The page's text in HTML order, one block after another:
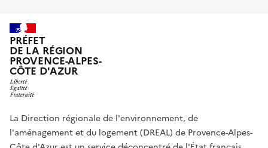
PRÉFET
DE LA RÉGION
PROVENCE-ALPES-
CÔTE D'AZUR
La Direction régionale de l'environnement, de
l'aménagement et du logement (DREAL) de Provence-Alpes-